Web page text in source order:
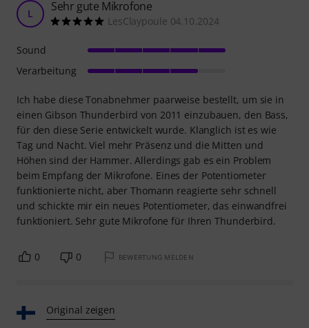
L Sehr gute Mikrofone
LesClaypoule 04.10.2024
Ich habe diese Tonabnehmer paarweise bestellt, um sie in
einen Gibson Thunderbird von 2011 einzubauen, den Bass,
für den diese Serie entwickelt wurde. Klanglich ist es wie
Tag und Nacht. Viel mehr Präsenz und die Mitten und
Höhen sind der Hammer. Allerdings gab es ein Problem
beim Empfang der Mikrofone. Eines der Potentiometer
funktionierte nicht, aber Thomann reagierte sehr schnell
und schickte mir ein neues Potentiometer, das einwandfrei
funktioniert. Sehr gute Mikrofone für Ihren Thunderbird.
Sound
Verarbeitung
0 0 BEWERTUNG MELDEN
Original zeigen